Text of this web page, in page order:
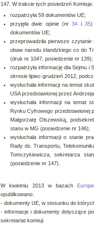
147. W trakcie tych posiedzeń Komisja:
rozpatrzyła 59 dokumentów UE;
przyjęła dwie opinie (nr34 i35)
dokumentów UE;
przeprowadziła pierwsze
obaw narodu irlandzkiego co do
(druk nr 1047, posiedzenie nr 139);
rozpatrzyła informację dla Sejmu i
okresie lipiec-grudzień 2012,
wysłuchała informacji na temat
USA przedstawionej przez
wysłuchała informacji na temat
Rynku Cyfrowego przedstawionej
Małgorzatę Olszewską,
stanu w MG (posiedzenie nr 146);
wysłuchała informacji o stanie
Rady ds. Transportu,
Tomczykiewicza, sekretarza
(posiedzenie nr 147).
W kwietniu 2013 w bazach
opublikowano:
- dokumenty UE, w stosunku do
- informacje i dokumenty dotyczące
sekretariat komisji.